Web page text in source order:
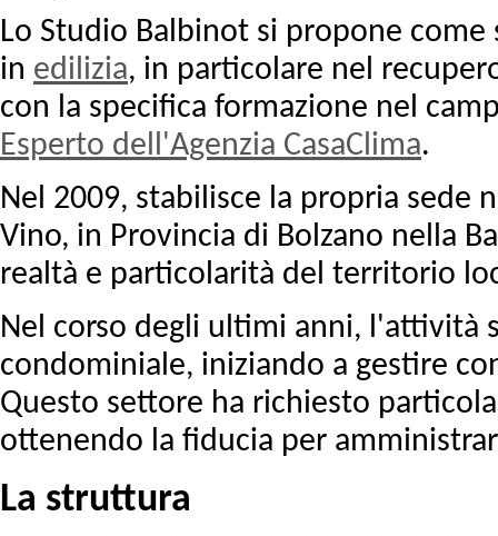
Lo Studio Balbinot si propone
in edilizia, in particolare nel
con la specifica formazione nel
Esperto dell'Agenzia CasaClima.
Nel 2009, stabilisce la propria sede
Vino, in Provincia di Bolzano nella
realtà e particolarità del territorio
Nel corso degli ultimi anni, l'attività
condominiale, iniziando a gestire
Questo settore ha richiesto
ottenendo la fiducia per
La struttura